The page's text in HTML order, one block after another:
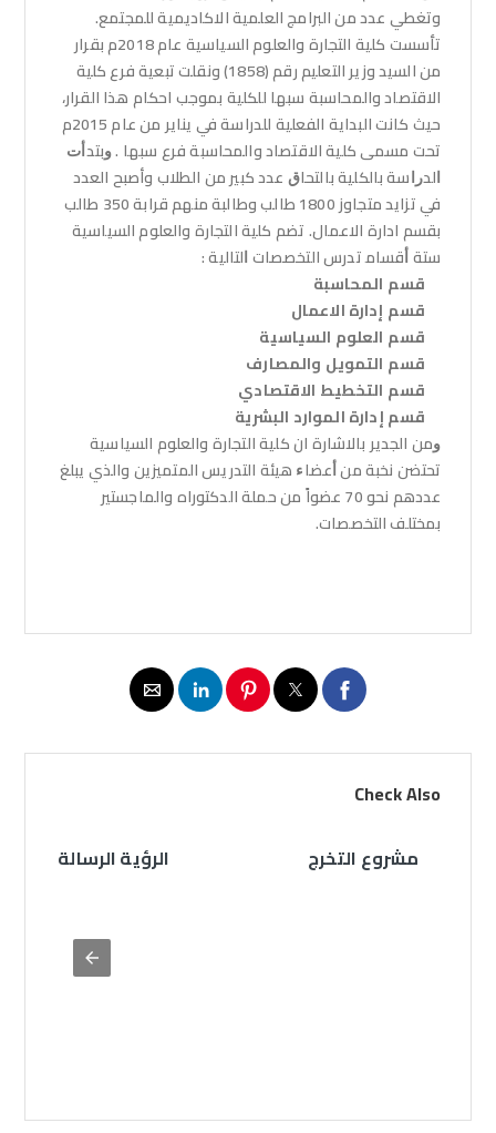
وتغطي عدد من البرامج العلمية الاكاديمية للمجتمع.
ﺗﺄﺳﺴﺖ كلية التجارة والعلوم السياسية عام 2018م بقرار
من السيد وزير التعليم رقم (1858) ونقلت تبعية فرع كلية
الاقتصاد والمحاسبة سبها للكلية بموجب احكام هذا القرار،
حيث كانت البداية الفعلية للدراسة في يناير من عام 2015م
تحت مسمى كلية الاقتصاد والمحاسبة فرع سبها . ﻭﺑﺘﺪﺃﺕ
ﺍﻟﺪﺭﺍﺳﺔ بالكلية ﺑﺎﻟﺘﺤﺎﻕ عدد كبير من الطلاب وأصبح العدد
في تزايد متجاوز 1800 طالب وطالبة منهم قرابة 350 طالب
بقسم ادارة الاعمال. ﺗﻀﻢ ﻛﻠﻴﺔ التجارة والعلوم السياسية
ستة ﺃﻗﺴﺎﻣ تدرس التخصصات ﺍﻟﺘﺎﻟﻴﺔ :
قسم المحاسبة
قسم إدارة الاعمال
قسم العلوم السياسية
قسم التمويل والمصارف
ﻗﺴﻢ التخطيط الاقتصادي
ﻗﺴﻢ إدارة الموارد البشرية
ﻭمن الجدير بالاشارة ان ﻛﻠﻴﺔ التجارة والعلوم السياسية
تحتضن ﻧﺨﺒﺔ ﻣﻦ ﺃﻋﻀﺎﺀ هيئة التدريس المتميزين والذي يبلغ
عددهم نحو 70 عضواً ﻣﻦ ﺣﻤﻠﺔ الدكتوراه واﻟﻤﺎﺟﺴﺘﻴﺮ
بمختلف التخصصات.
Check Also
مشروع التخرج
الرؤية الرسالة